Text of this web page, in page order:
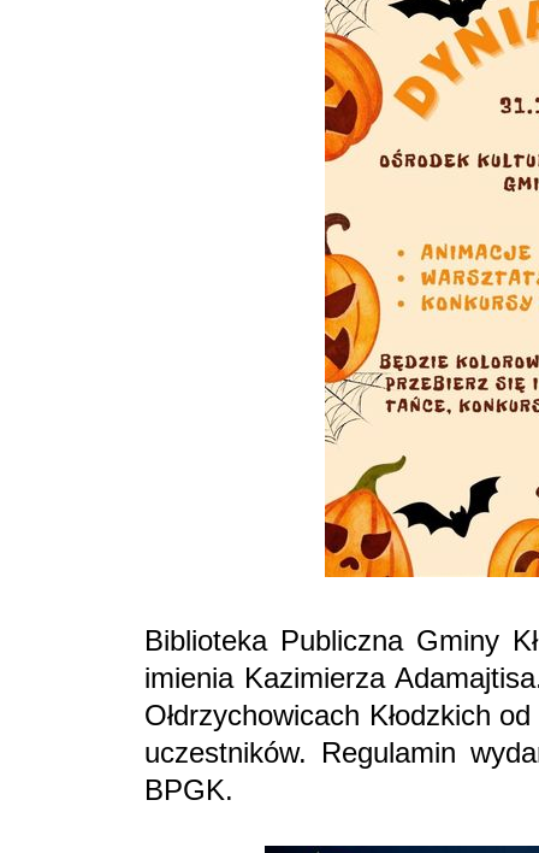
Biblioteka Publiczna Gminy
imienia Kazimierza
Ołdrzychowicach Kłodzkich
uczestników. Regulamin
BPGK.